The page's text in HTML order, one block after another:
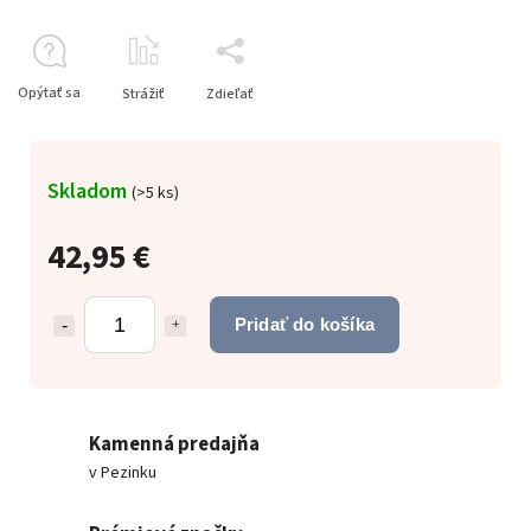
42,95 €
Pridať do košíka
Skladom (>5 ks)
Opýtať sa Strážiť Zdieľať
Kamenná predajňa
v Pezinku